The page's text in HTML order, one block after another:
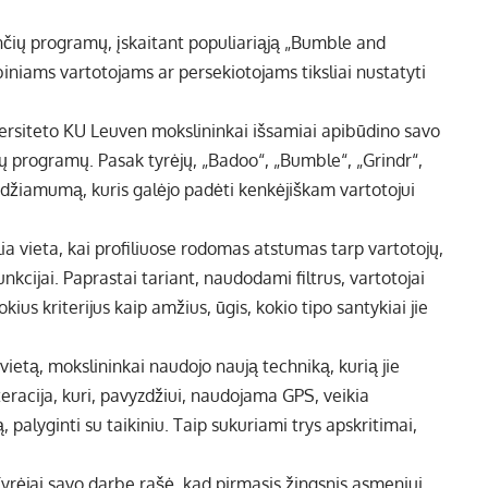
programų, įskaitant populiariąją „Bumble and
vartotojams ar persekiotojams tiksliai nustatyti
KU Leuven mokslininkai išsamiai apibūdino savo
Pasak tyrėjų, „Badoo“, „Bumble“, „Grindr“,
kuris galėjo padėti kenkėjiškam vartotojui
vieta, kai profiliuose rodomas atstumas tarp vartotojų,
Paprastai tariant, naudodami filtrus, vartotojai
kriterijus kaip amžius, ūgis, kokio tipo santykiai jie
mokslininkai naudojo naują techniką, kurią jie
kuri, pavyzdžiui, naudojama GPS, veikia
su taikiniu. Taip sukuriami trys apskritimai,